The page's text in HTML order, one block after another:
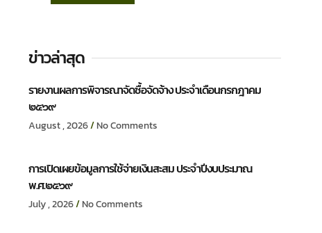
ข่าวล่าสุด
รายงานผลการพิจารณาจัดซื้อจัดจ้าง ประจำเดือนกรกฎาคม
๒๕๖๙
August , 2026 No Comments
การเปิดเผยข้อมูลการใช้จ่ายเงินสะสม ประจำปีงบประมาณ
พ.ศ.๒๕๖๙
July , 2026 No Comments